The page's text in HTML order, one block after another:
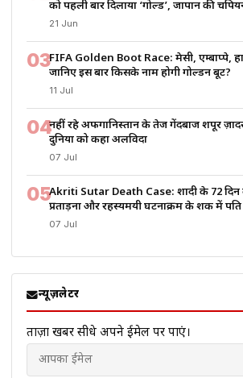
को पहली बार दिलाया ‘गोल्ड’, जापान की
21 Jun
03FIFA Golden Boot Race: मेसी, एम्बाप्पे,
जानिए इस बार किसके नाम होगी गोल्डन बूट?
11 Jul
04नहीं रहे अफगानिस्तान के तेज गेंदबाज शपूर
दुनिया को कहा अलविदा
07 Jul
05Akriti Sutar Death Case: शादी के 72 दिन
प्रताड़ना और रहस्यमयी घटनाक्रम के शक में पति
07 Jul
न्यूज़लेटर
ताज़ा खबरें सीधे अपने ईमेल पर पाएं।